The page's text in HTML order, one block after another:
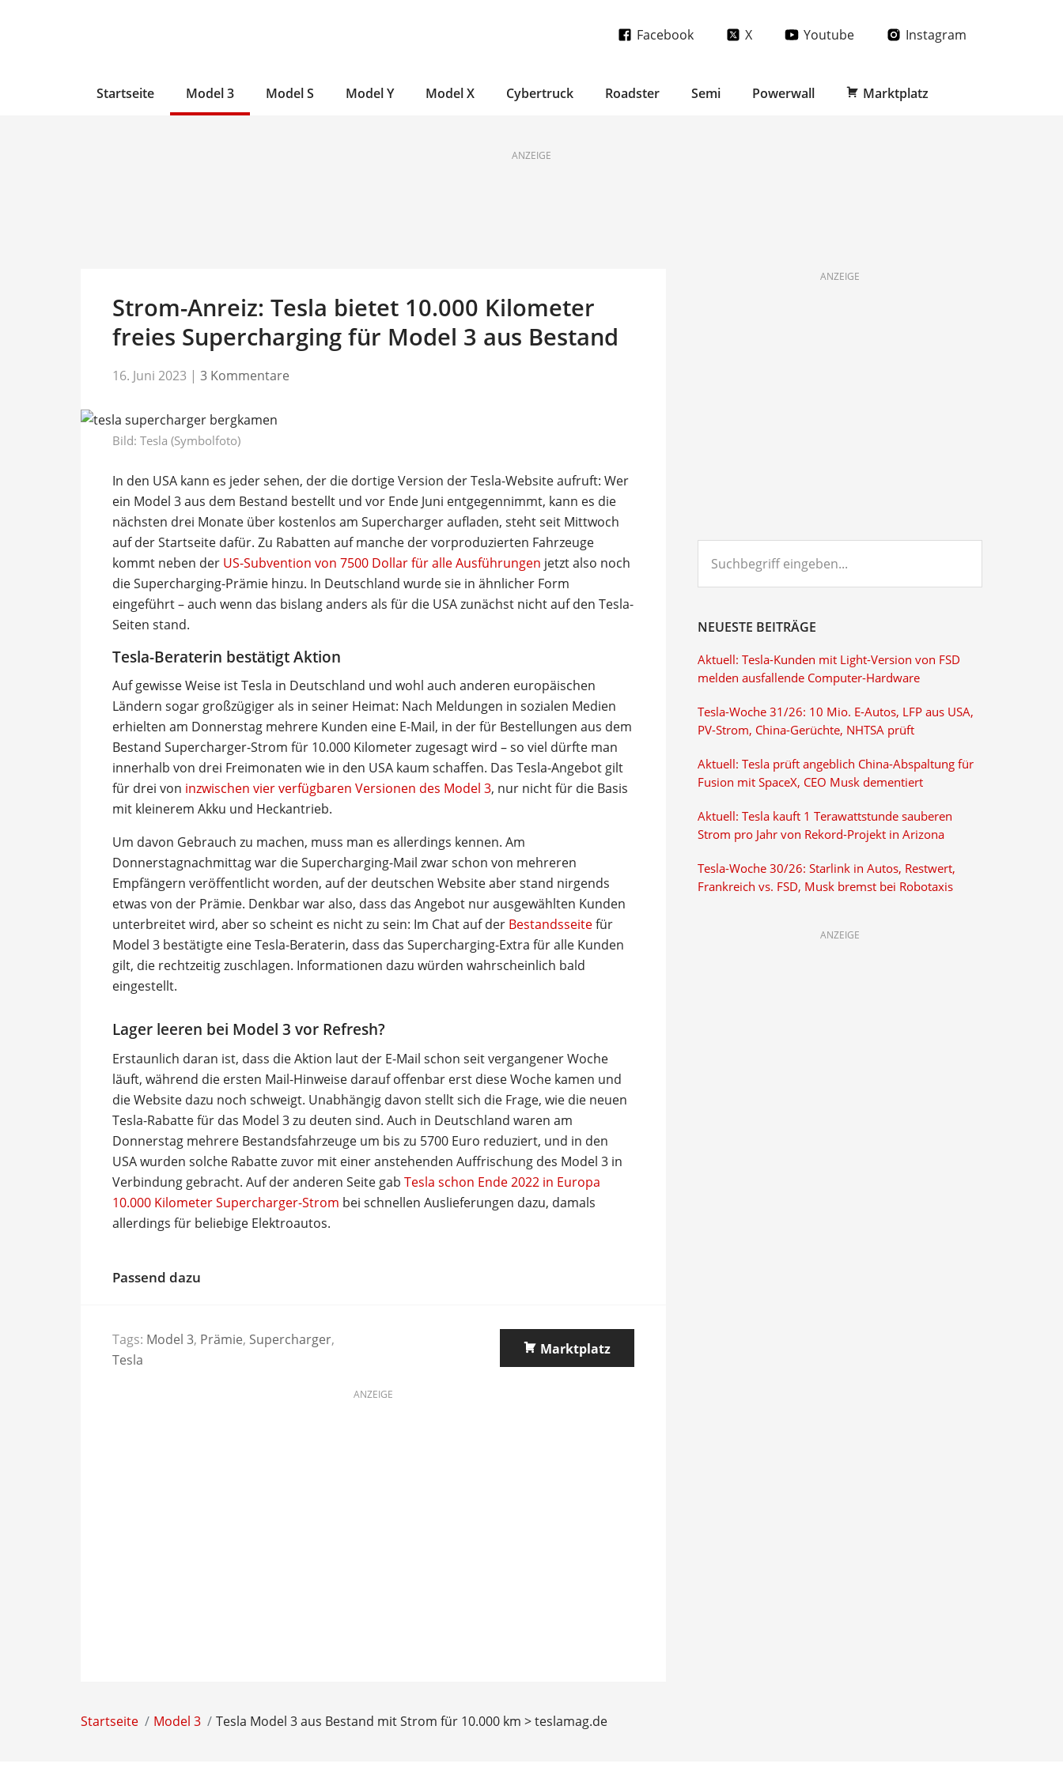
Facebook X Youtube Instagram
Startseite Model 3 Model S Model Y Model X Cybertruck Roadster Semi Powerwall Marktplatz
ANZEIGE
Strom-Anreiz: Tesla bietet 10.000 Kilometer
freies Supercharging für Model 3 aus Bestand
16. Juni 2023 | 3 Kommentare
Bild: Tesla (Symbolfoto)
In den USA kann es jeder sehen, der die dortige Version der Tesla-Website aufruft: Wer
ein Model 3 aus dem Bestand bestellt und vor Ende Juni entgegennimmt, kann es die
nächsten drei Monate über kostenlos am Supercharger aufladen, steht seit Mittwoch
auf der Startseite dafür. Zu Rabatten auf manche der vorproduzierten Fahrzeuge
kommt neben der US-Subvention von 7500 Dollar für alle Ausführungen jetzt also noch
die Supercharging-Prämie hinzu. In Deutschland wurde sie in ähnlicher Form
eingeführt – auch wenn das bislang anders als für die USA zunächst nicht auf den Tesla-
Seiten stand.
Tesla-Beraterin bestätigt Aktion
Auf gewisse Weise ist Tesla in Deutschland und wohl auch anderen europäischen
Ländern sogar großzügiger als in seiner Heimat: Nach Meldungen in sozialen Medien
erhielten am Donnerstag mehrere Kunden eine E-Mail, in der für Bestellungen aus dem
Bestand Supercharger-Strom für 10.000 Kilometer zugesagt wird – so viel dürfte man
innerhalb von drei Freimonaten wie in den USA kaum schaffen. Das Tesla-Angebot gilt
für drei von inzwischen vier verfügbaren Versionen des Model 3, nur nicht für die Basis
mit kleinerem Akku und Heckantrieb.
Um davon Gebrauch zu machen, muss man es allerdings kennen. Am
Donnerstagnachmittag war die Supercharging-Mail zwar schon von mehreren
Empfängern veröffentlicht worden, auf der deutschen Website aber stand nirgends
etwas von der Prämie. Denkbar war also, dass das Angebot nur ausgewählten Kunden
unterbreitet wird, aber so scheint es nicht zu sein: Im Chat auf der Bestandsseitefür
Model 3 bestätigte eine Tesla-Beraterin, dass das Supercharging-Extra für alle Kunden
gilt, die rechtzeitig zuschlagen. Informationen dazu würden wahrscheinlich bald
eingestellt.
Lager leeren bei Model 3 vor Refresh?
Erstaunlich daran ist, dass die Aktion laut der E-Mail schon seit vergangener Woche
läuft, während die ersten Mail-Hinweise darauf offenbar erst diese Woche kamen und
die Website dazu noch schweigt. Unabhängig davon stellt sich die Frage, wie die neuen
Tesla-Rabatte für das Model 3 zu deuten sind. Auch in Deutschland waren am
Donnerstag mehrere Bestandsfahrzeuge um bis zu 5700 Euro reduziert, und in den
USA wurden solche Rabatte zuvor mit einer anstehenden Auffrischung des Model 3 in
Verbindung gebracht. Auf der anderen Seite gab Tesla schon Ende 2022 in Europa
10.000 Kilometer Supercharger-Strom bei schnellen Auslieferungen dazu, damals
allerdings für beliebige Elektroautos.
Passend dazu
Tags: Model 3, Prämie, Supercharger,
Tesla
Marktplatz
ANZEIGE
ANZEIGE
eingeben...
NEUESTE BEITRÄGE
Aktuell: Tesla-Kunden mit Light-Version von FSD
melden ausfallende Computer-Hardware
Tesla-Woche 31/26: 10 Mio. E-Autos, LFP aus USA,
PV-Strom, China-Gerüchte, NHTSA prüft
Aktuell: Tesla prüft angeblich China-Abspaltung für
Fusion mit SpaceX, CEO Musk dementiert
Aktuell: Tesla kauft 1 Terawattstunde sauberen
Strom pro Jahr von Rekord-Projekt in Arizona
Tesla-Woche 30/26: Starlink in Autos, Restwert,
Frankreich vs. FSD, Musk bremst bei Robotaxis
ANZEIGE
Startseite Model 3 Tesla Model 3 aus Bestand mit Strom für 10.000 km > teslamag.de